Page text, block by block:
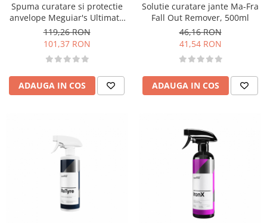
Spuma curatare si protectie
anvelope Meguiar's Ultimate
Insane Shine Foam, 538g
119,26 RON
101,37 RON
ADAUGA IN COS
Solutie curatare jante Ma-Fra
Fall Out Remover, 500ml
46,16 RON
41,54 RON
ADAUGA IN COS